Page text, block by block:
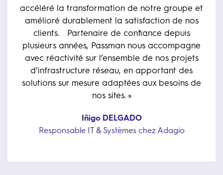
accéléré la transformation de notre groupe et
amélioré durablement la satisfaction de nos
clients. Partenaire de confiance depuis
plusieurs années, Passman nous accompagne
avec réactivité sur l’ensemble de nos projets
d’infrastructure réseau, en apportant des
solutions sur mesure adaptées aux besoins de
nos sites. »
Iñigo DELGADO
Responsable IT & Systèmes chez Adagio